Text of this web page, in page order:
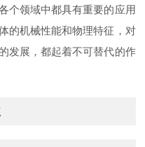
领域中都具有重要的应用
的机械性能和物理特征，对
发展，都起着不可替代的作